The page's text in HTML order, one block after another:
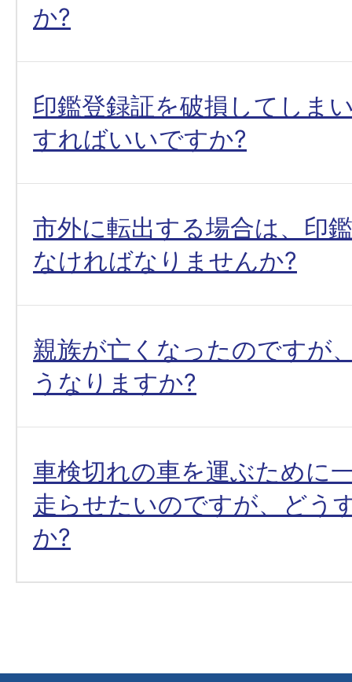
か?
印鑑登録証を破損してしま
すればいいですか?
市外に転出する場合は、印
なければなりませんか?
親族が亡くなったのですが
うなりますか?
車検切れの車を運ぶために
走らせたいのですが、どう
か?